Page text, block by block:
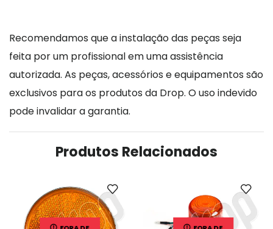
Recomendamos que a instalação das peças seja
feita por um profissional em uma assistência
autorizada. As peças, acessórios e equipamentos são
exclusivos para os produtos da Drop. O uso indevido
pode invalidar a garantia.
Produtos Relacionados